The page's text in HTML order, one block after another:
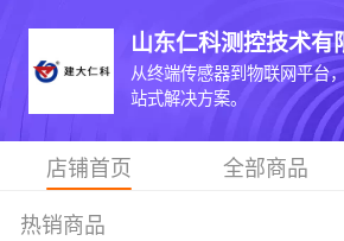
山东仁科测控技术有
从终端传感器到物联网平台
站式解决方案。
店铺首页 全部商品
热销商品